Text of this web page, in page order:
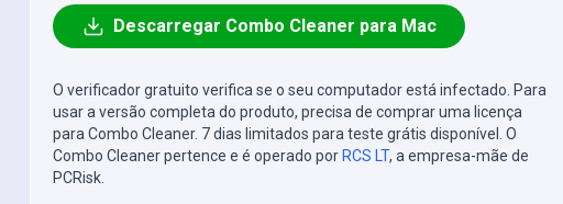
Descarregar Combo Cleaner para Mac
O verificador gratuito verifica se o seu computador está infectado. Para
usar a versão completa do produto, precisa de comprar uma licença
para Combo Cleaner. 7 dias limitados para teste grátis disponível. O
Combo Cleaner pertence e é operado por RCS LT, a empresa-mãe de
PCRisk.